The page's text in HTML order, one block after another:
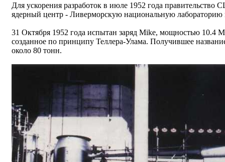
Для ускорения разработок в июле 1952 года
ядерный центр - Ливерморскую национальную лабораторию
31 Октября 1952 года испытан заряд Mike, мощностью 10.4
созданное по принципу Теллера-Улама. Получившее
около 80 тонн.